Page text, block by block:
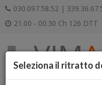
030.097.58.52 |
21.00 - 00.30 Ch 126 DTT
Seleziona il ritratto